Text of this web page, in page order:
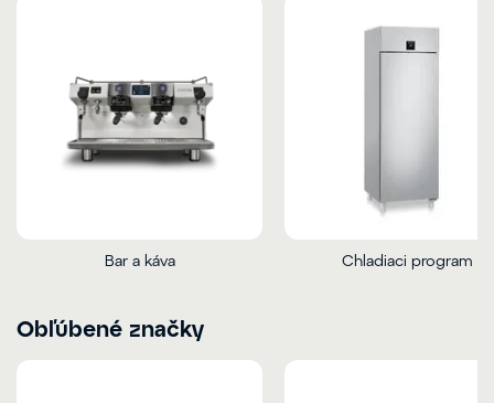
Bar a káva Chladiaci program
Obľúbené značky